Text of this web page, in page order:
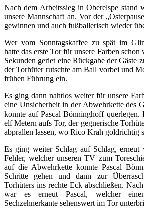
Nach dem Arbeitssieg in Oberelspe stand
unsere Mannschaft an. Vor der
gewinnen und auch fußballerisch wieder
Wer vom Sonntagskaffee zu spät im
hatte das erste Tor für unsere Farben schon
Sekunden geriet eine Rückgabe der Gäste
der Torhüter rutschte am Ball vorbei und
frühen Führung ein.
Es ging dann nahtlos weiter für unsere
eine Unsicherheit in der Abwehrkette des
konnte auf Pascal Bönninghoff querlegen.
elf Metern aufs Tor, der gegnerische
abprallen lassen, wo Rico Krah goldrichtig
Es ging weiter Schlag auf Schlag, erneut
Fehler, welcher unseren TV zum
auf die Abwehrkette konnte Pascal
Schritte gehen und dann zur
Torhüters ins rechte Eck abschließen.
war es erneut Pascal, welcher
Sechzehnerkante sehenswert im Tor